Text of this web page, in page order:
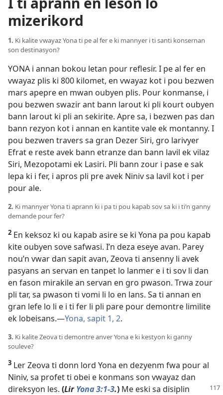
mizerikord
1. Ki kalite vwayaz Yona ti pe al fer e ki mannyer i ti santi konsernan
son destinasyon?
YONA i annan bokou letan pour reflesir. I pe al fer en
vwayaz plis ki 800 kilomet, en vwayaz kot i pou bezwen
mars apepre en mwan oubyen plis. Pour konmanse, i
pou bezwen swazir ant bann larout ki pli kourt oubyen
bann larout ki pli an sekirite. Apre sa, i bezwen pas dan
bann rezyon kot i annan en kantite vale ek montanny. I
pou bezwen travers sa gran Dezer Siri, gro larivyer
Efrat e reste avek bann etranze dan bann lavil ek vilaz
Siri, Mezopotami ek Lasiri. Pli bann zour i pase e sak
lepa ki i fer, i apros pli pre avek Niniv sa lavil kot i per
pour ale.
2. Ki mannyer Yona ti aprann ki i pa ti pou kapab sov sa ki i ti’n ganny
demande pour fer?
2 En keksoz ki ou kapab asire se ki Yona pa pou kapab
kite oubyen sove safwasi. I’n deza eseye avan. Parey
nou’n vwar dan sapit avan, Zeova ti ansenny li avek
pasyans an servan en tanpet lo lanmer e i ti sov li dan
en fason mirakile an servan en gro pwason. Trwa zour
pli tar, sa pwason ti vomi li lo en lans. Sa ti annan en
gran lefe lo li e i ti fer li pli pare pour demontre limilite
ek lobeisans.​—Yona, sapit 1, 2.
3. Ki kalite Zeova ti demontre anver Yona e ki kestyon ki ganny
souleve?
3 Ler Zeova ti donn lord Yona en dezyenm fwa pour al
Niniv, sa profet ti obei e konmans son vwayaz dan
direksyon les. (Lir Yona 3:1-3.) Me eski sa disiplin